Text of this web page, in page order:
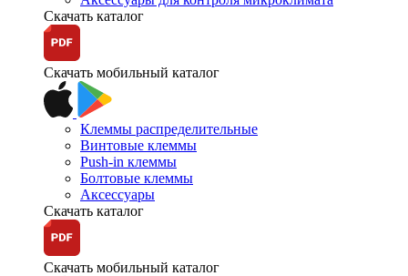
Скачать каталог
Скачать мобильный каталог
Клеммы распределительные
Винтовые клеммы
Push-in клеммы
Болтовые клеммы
Аксессуары
Скачать каталог
Скачать мобильный каталог